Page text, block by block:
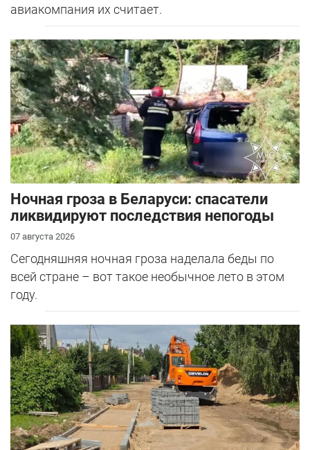
авиакомпания их считает.
Ночная гроза в Беларуси: спасатели
ликвидируют последствия непогоды
07 августа 2026
Сегодняшняя ночная гроза наделала беды по
всей стране – вот такое необычное лето в этом
году.